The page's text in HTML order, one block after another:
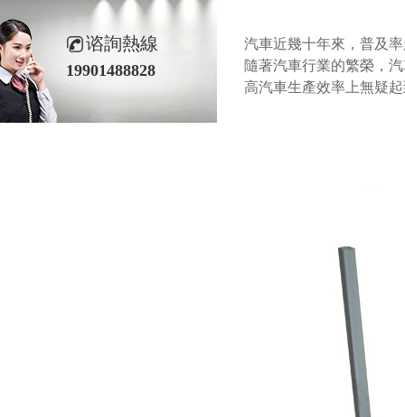
汽車近幾十年來，普及率
隨著汽車行業的繁榮，
高汽車生產效率上無疑起
谘詢熱線
19901488828